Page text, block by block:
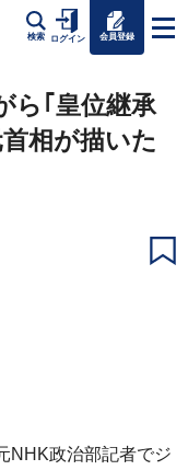
検索 ログイン 会員登録
ら｢皇位継承
相が描いた
NHK政治部記者でジ